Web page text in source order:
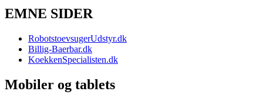
EMNE SIDER
RobotstoevsugerUdstyr.dk
Billig-Baerbar.dk
KoekkenSpecialisten.dk
Mobiler og tablets